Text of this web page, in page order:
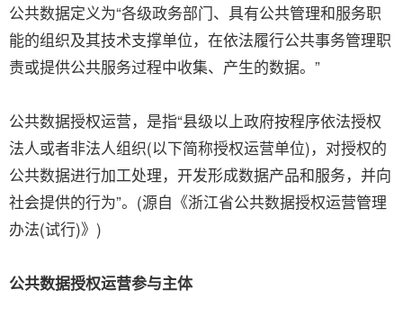
公共数据定义为“各级政务部门、具有公共管理和服务职
能的组织及其技术支撑单位，在依法履行公共事务管理职
责或提供公共服务过程中收集、产生的数据。”
公共数据授权运营，是指“县级以上政府按程序依法授权
法人或者非法人组织(以下简称授权运营单位)，对授权的
公共数据进行加工处理，开发形成数据产品和服务，并向
社会提供的行为”。(源自《浙江省公共数据授权运营管理
办法(试行)》)
公共数据授权运营参与主体